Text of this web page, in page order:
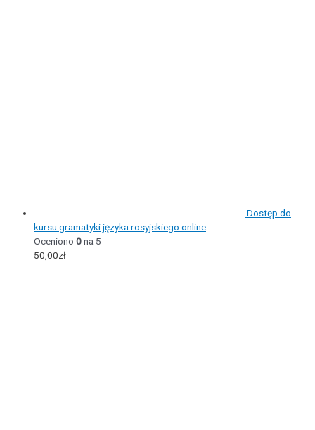
Dostęp do
kursu gramatyki języka rosyjskiego online
Oceniono 0na 5
50,00zł